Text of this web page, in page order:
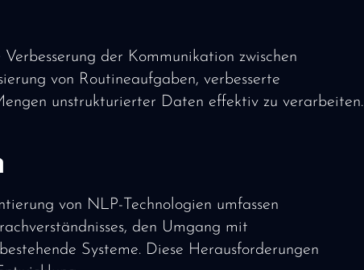
der Kommunikation zwischen
von Routineaufgaben, verbesserte
unstrukturierter Daten effektiv zu verarbeiten.
von NLP-Technologien umfassen
den Umgang mit
Systeme. Diese Herausforderungen